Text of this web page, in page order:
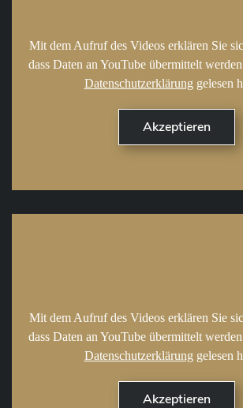
Mit dem Aufruf des Videos erklären Sie
dass Daten an YouTube übermittelt
Datenschutzerklärung gelesen
Mit dem Aufruf des Videos erklären Sie
dass Daten an YouTube übermittelt
Datenschutzerklärung gelesen